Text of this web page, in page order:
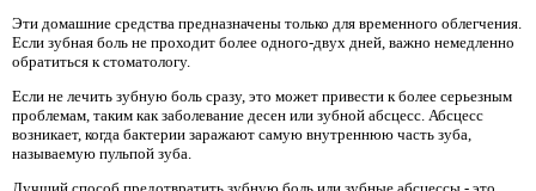
Эти домашние средства предназначены только для временного облегчения.
Если зубная боль не проходит более одного-двух дней, важно немедленно
обратиться к стоматологу.
Если не лечить зубную боль сразу, это может привести к более серьезным
проблемам, таким как заболевание десен или зубной абсцесс. Абсцесс
возникает, когда бактерии заражают самую внутреннюю часть зуба,
называемую пульпой зуба.